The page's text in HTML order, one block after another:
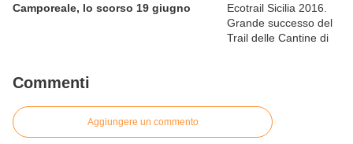
Camporeale, lo scorso 19 giugno
Commenti
Aggiungere un commento